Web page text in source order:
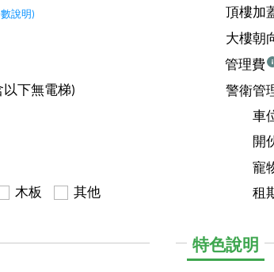
說明)
以下無電梯)
木板 其他
頂樓加
大樓朝
管理費
警衛管
車
開
寵
租
特色說明